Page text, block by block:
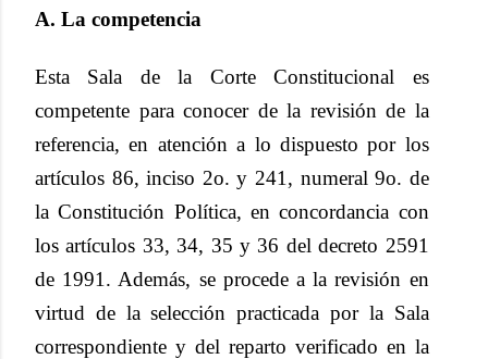
A. La competencia
Esta Sala de la Corte Constitucional es
competente para conocer de la revisión de la
referencia, en atención a lo dispuesto por los
artículos 86, inciso 2o. y 241, numeral 9o. de
la Constitución Política, en concordancia con
los artículos 33, 34, 35 y 36 del decreto 2591
de 1991. Además, se procede a la revisión en
virtud de la selección practicada por la Sala
correspondiente y del reparto verificado en la